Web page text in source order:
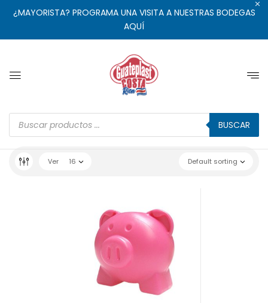
¿MAYORISTA? PROGRAMA UNA VISITA A NUESTRAS BODEGAS
AQUÍ
BUSCAR
Default sorting
Ver 16